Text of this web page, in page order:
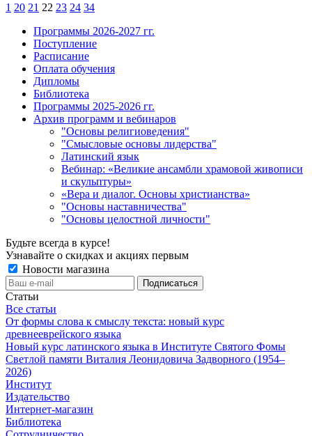
1 20 21 22 23 24 34
Программы 2026-2027 гг.
Поступление
Расписание
Оплата обучения
Дипломы
Библиотека
Программы 2025-2026 гг.
Архив программ и вебинаров
"Основы религиоведения"
"Смысловые основы лидерства"
Латинский язык
Вебинар: «Великие ансамбли храмовой живописи
и скульптуры»
«Вера и диалог. Основы христианства»
"Основы наставничества"
"Основы целостной личности"
Будьте всегда в курсе!
Узнавайте о скидках и акциях первым
Новости магазина
Статьи
Все статьи
От формы слова к смыслу текста: новый курс
древнееврейского языка
Новый курс латинского языка в Институте Святого Фомы
Светлой памяти Виталия Леонидовича Задворного (1954–
2026)
Институт
Издательство
Интернет-магазин
Библиотека